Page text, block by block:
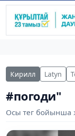
Кирилл Latyn
#погоди"
Осы тег бойынша